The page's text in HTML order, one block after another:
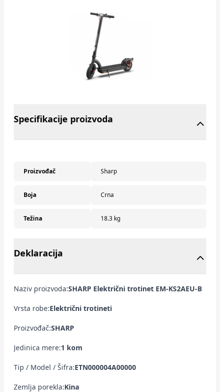
Specifikacije proizvoda
Proizvođač Sharp
Boja Crna
Težina 18.3 kg
Deklaracija
Naziv proizvoda:SHARP Električni trotinet EM-KS2AEU-B
Vrsta robe:Električni trotineti
Proizvođač:SHARP
Jedinica mere:1 kom
Tip / Model / Šifra:ETN000004A00000
Zemlja porekla:Kina